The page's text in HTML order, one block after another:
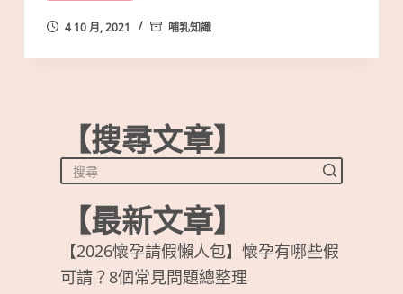
4 10 月, 2021 哺乳知識
【搜尋文章】
【最新文章】
【2026懷孕請假懶人包】懷孕有哪些假
可請？8個常見問題總整理